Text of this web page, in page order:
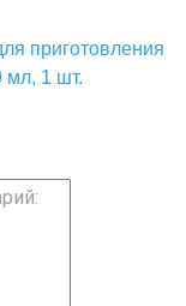
приготовления
мл, 1 шт.